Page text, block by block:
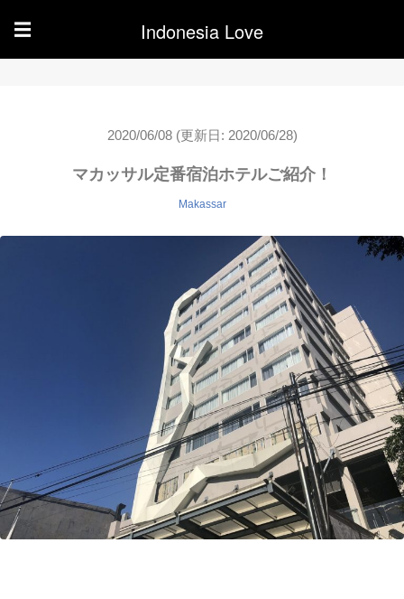
☰ Indonesia Love
2020/06/08 (更新日: 2020/06/28)
マカッサル定番宿泊ホテルご紹介！
Makassar